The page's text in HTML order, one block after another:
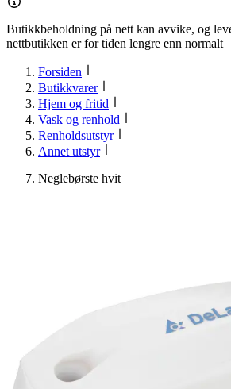
Butikkbeholdning på nett kan avvike, og
nettbutikken er for tiden lengre enn normalt
Forsiden
Butikkvarer
Hjem og fritid
Vask og renhold
Renholdsutstyr
Annet utstyr
Neglebørste hvit